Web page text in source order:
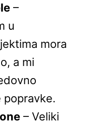
–
u
mora
a mi
popravke.
– Veliki